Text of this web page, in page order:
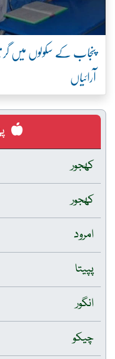
پنجاب کے سکولوں میں
آرائیاں
کھجور
کھجور
امرود
پپیتا
انگور
چیکو